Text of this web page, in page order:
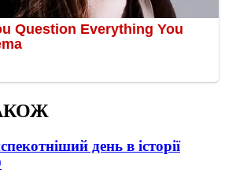
день в історії